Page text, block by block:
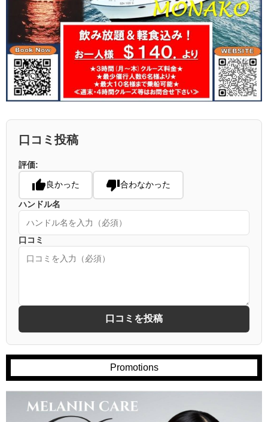
口コミ投稿
評価:
良かった 合わなかった
ハンドル名
口コミ
口コミを投稿
Promotions